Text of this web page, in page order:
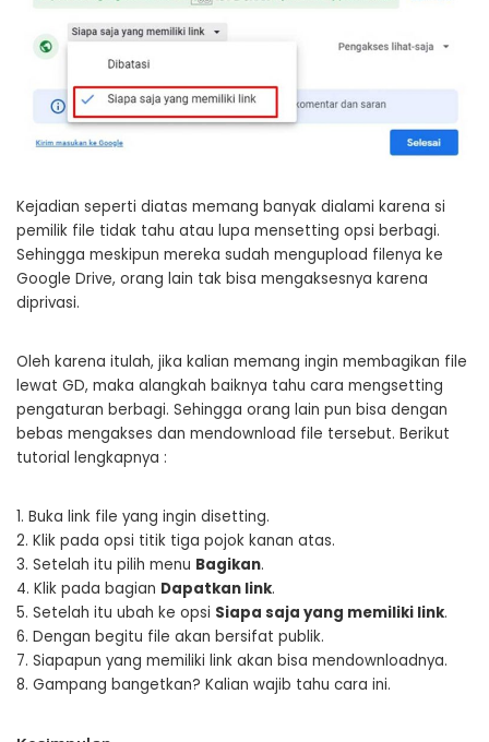
Kejadian seperti diatas memang banyak dialami karena si
pemilik file tidak tahu atau lupa mensetting opsi berbagi.
Sehingga meskipun mereka sudah mengupload filenya ke
Google Drive, orang lain tak bisa mengaksesnya karena
diprivasi.
Oleh karena itulah, jika kalian memang ingin membagikan file
lewat GD, maka alangkah baiknya tahu cara mengsetting
pengaturan berbagi. Sehingga orang lain pun bisa dengan
bebas mengakses dan mendownload file tersebut. Berikut
tutorial lengkapnya :
1. Buka link file yang ingin disetting.
2. Klik pada opsi titik tiga pojok kanan atas.
3. Setelah itu pilih menu Bagikan.
4. Klik pada bagian Dapatkan link.
5. Setelah itu ubah ke opsi Siapa saja yang memiliki link.
6. Dengan begitu file akan bersifat publik.
7. Siapapun yang memiliki link akan bisa mendownloadnya.
8. Gampang bangetkan? Kalian wajib tahu cara ini.